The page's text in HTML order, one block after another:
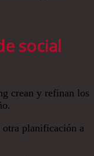
social
crean y refinan los
otra planificación a